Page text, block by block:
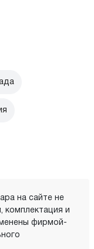
на сайте не
комплектация и
фирмой-